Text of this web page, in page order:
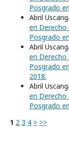
Posgrado
Abril
en Derecho
Posgrado
Abril
en Derecho
Posgrado
2018.
Abril
en Derecho
Posgrado
1 2 3 4 > >>